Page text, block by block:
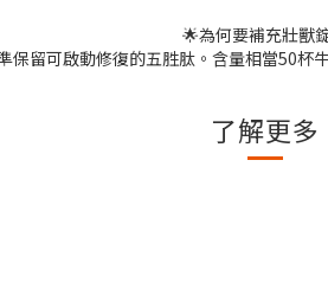
🌟為何要補充壯獸
留可啟動修復的五胜肽。含量相當50杯
了解更多